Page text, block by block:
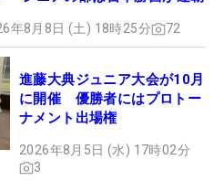
年8月8日 (土) 18時25分 72
進藤大典ジュニア大会が10月
に開催 優勝者にはプロトー
ナメント出場権
2026年8月5日 (水) 17時02分
3